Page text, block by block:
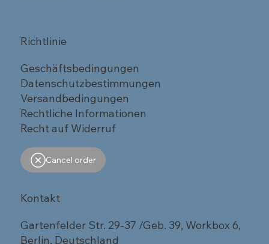
Richtlinie
Geschäftsbedingungen
Datenschutzbestimmungen
Versandbedingungen
Rechtliche Informationen
Recht auf Widerruf
Cancel order
Kontakt
Gartenfelder Str. 29-37 /Geb. 39, Workbox 6,
Berlin, Deutschland